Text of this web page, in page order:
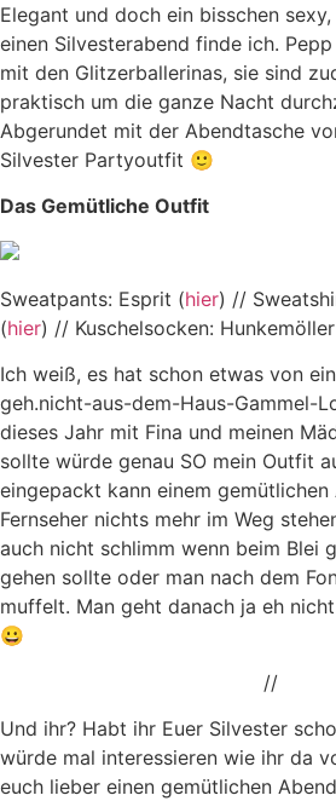
Elegant und doch ein bisschen
einen Silvesterabend finde ich.
mit den Glitzerballerinas, sie sind
praktisch um die ganze Nacht
Abgerundet mit der Abendtasche
Silvester Partyoutfit 🙂
Das Gemütliche Outfit
Sweatpants: Esprit (hier) //
(hier) // Kuschelsocken:
Ich weiß, es hat schon etwas von
geh.nicht-aus-dem-Haus-Gammel-
dieses Jahr mit Fina und meinen
sollte würde genau SO mein Outfit
eingepackt kann einem
Fernseher nichts mehr im Weg
auch nicht schlimm wenn beim Blei
gehen sollte oder man nach dem
muffelt. Man geht danach ja eh
😀
//
Und ihr? Habt ihr Euer Silvester
würde mal interessieren wie ihr da
euch lieber einen gemütlichen